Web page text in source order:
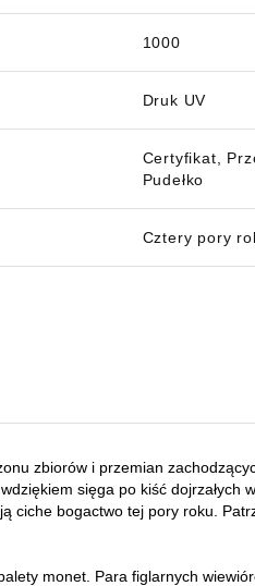
1000
Druk UV
Certyfikat,
Pudełko
Cztery pory
zbiorów i przemian
sięga po kiść dojrzałych
ciche bogactwo tej pory roku.
monet. Para figlarnych